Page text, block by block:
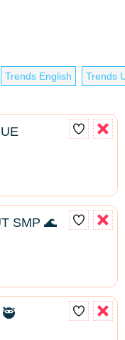
Trends English Trends
SMP 🌊